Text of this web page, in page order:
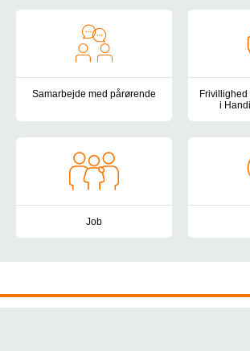
Samarbejde med pårørende
I Handicapcenter Fyn lægger vi vægt på
i
Job